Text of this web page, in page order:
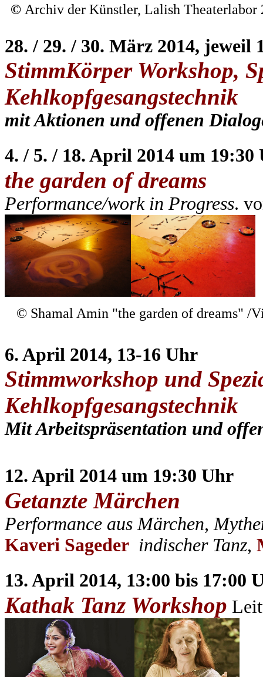
© Archiv der Künstler, Lalish Theaterlabor
28. / 29. / 30. März 2014, jeweil
StimmKörper Workshop,
Kehlkopfgesangstechnik
mit Aktionen und offenen
4. / 5. / 18. April 2014 um 19:30
the garden of dreams
Performance/work in Progress.
© Shamal Amin "the garden of dreams" /
6. April 2014, 13-16 Uhr
Stimmworkshop und
Kehlkopfgesangstechnik
Mit Arbeitspräsentation und
12. April 2014 um 19:30 Uhr
Getanzte Märchen
Performance aus Märchen,
Kaveri Sageder indischer Tanz,
13. April 2014, 13:00 bis 17:00
Kathak Tanz Workshop